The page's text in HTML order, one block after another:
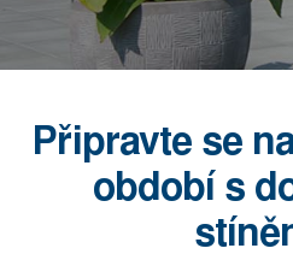
Připravte se
období s